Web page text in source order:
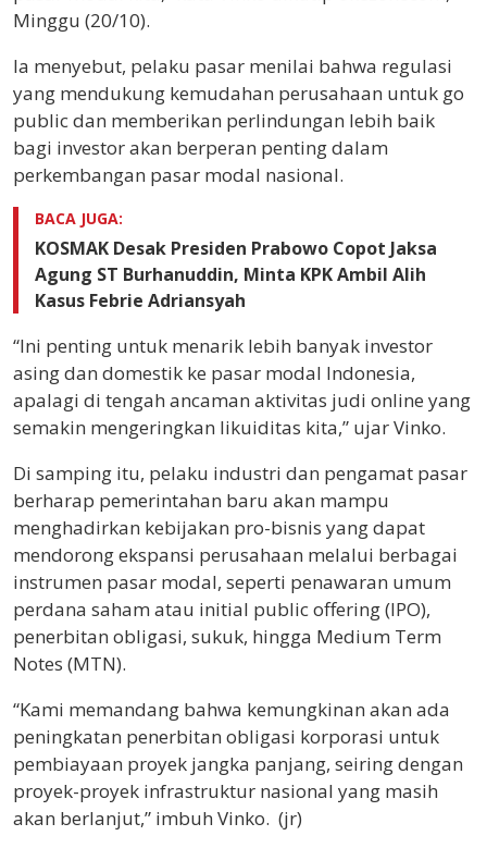
Minggu (20/10).
Ia menyebut, pelaku pasar menilai bahwa regulasi
yang mendukung kemudahan perusahaan untuk go
public dan memberikan perlindungan lebih baik
bagi investor akan berperan penting dalam
perkembangan pasar modal nasional.
BACA JUGA:
KOSMAK Desak Presiden Prabowo Copot Jaksa
Agung ST Burhanuddin, Minta KPK Ambil Alih
Kasus Febrie Adriansyah
“Ini penting untuk menarik lebih banyak investor
asing dan domestik ke pasar modal Indonesia,
apalagi di tengah ancaman aktivitas judi online yang
semakin mengeringkan likuiditas kita,” ujar Vinko.
Di samping itu, pelaku industri dan pengamat pasar
berharap pemerintahan baru akan mampu
menghadirkan kebijakan pro-bisnis yang dapat
mendorong ekspansi perusahaan melalui berbagai
instrumen pasar modal, seperti penawaran umum
perdana saham atau initial public offering (IPO),
penerbitan obligasi, sukuk, hingga Medium Term
Notes (MTN).
“Kami memandang bahwa kemungkinan akan ada
peningkatan penerbitan obligasi korporasi untuk
pembiayaan proyek jangka panjang, seiring dengan
proyek-proyek infrastruktur nasional yang masih
akan berlanjut,” imbuh Vinko. (jr)